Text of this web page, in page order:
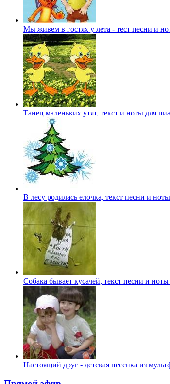
Мы живем в гостях у лета - тест песни и
Танец маленьких утят, текст и ноты для
В лесу родилась елочка, текст песни и
Собака бывает кусачей, текст песни и
Настоящий друг - детская песенка из